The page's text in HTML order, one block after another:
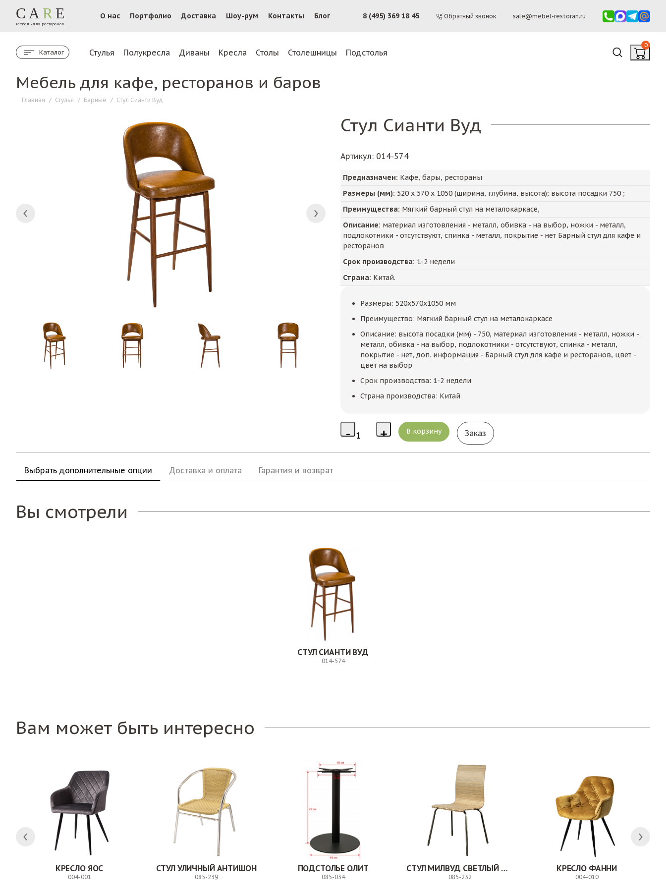
CA R E
Мебель для ресторанов
О нас Портфолио Доставка Шоу-рум Контакты Блог 8 (495) 369 18 45 Обратный звонок sale@mebel-restoran.ru
Каталог Стулья Полукресла Диваны Кресла Столы Столешницы Подстолья
0
Мебель для кафе, ресторанов и баров
Главная / Стулья / Барные / Стул Сианти Вуд
Стул Сианти Вуд
Артикул: 014-574
Предназначен: Кафе, бары, рестораны
Размеры (мм): 520 х 570 х 1050 (ширина, глубина, высота); высота посадки 750 ;
Преимущества: Мягкий барный стул на металокаркасе,
Описание: материал изготовления - металл, обивка - на выбор, ножки - металл,
подлокотники - отсутствуют, спинка - металл, покрытие - нет Барный стул для кафе и
ресторанов
Срок производства: 1-2 недели
Страна: Китай.
Размеры: 520x570x1050 мм
Преимущество: Мягкий барный стул на металокаркасе
Описание: высота посадки (мм) - 750, материал изготовления - металл, ножки -
металл, обивка - на выбор, подлокотники - отсутствуют, спинка - металл,
покрытие - нет, доп. информация - Барный стул для кафе и ресторанов, цвет -
цвет на выбор
Срок производства: 1-2 недели
Страна производства: Китай.
Заказ
Выбрать дополнительные опции Доставка и оплата Гарантия и возврат
Вы смотрели
СТУЛ СИАНТИ ВУД
014-574
Вам может быть интересно
КРЕСЛО ЯОС
004-001
СТУЛ УЛИЧНЫЙ АНТИШОН
085-239
ПОДСТОЛЬЕ ОЛИТ
085-034
СТУЛ МИЛВУД СВЕТЛЫЙ ШЕЛК
085-232
КРЕСЛО ФАННИ
004-010